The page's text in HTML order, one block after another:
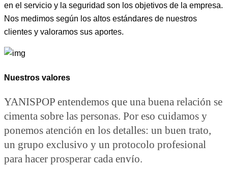
en el servicio y la seguridad son los objetivos de la empresa.
Nos medimos según los altos estándares de nuestros
clientes y valoramos sus aportes.
Nuestros valores
YANISPOP entendemos que una buena relación se
cimenta sobre las personas. Por eso cuidamos y
ponemos atención en los detalles: un buen trato,
un grupo exclusivo y un protocolo profesional
para hacer prosperar cada envío.